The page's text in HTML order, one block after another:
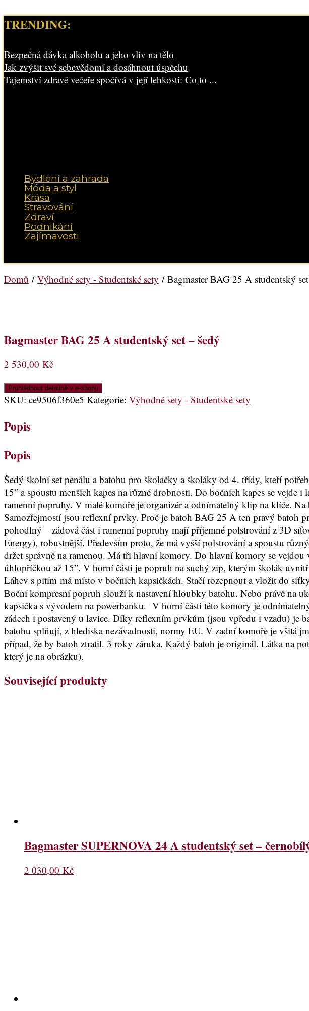
TRENDING:
Bezpečná dávka alkoholu a jeho vliv na tělo
Jak zvýšit své sebevědomí a dosáhnout úspěchu
Tajemství zdravé večeře spočívá v její lehkosti: Co to ...
Bydlení a zahrada
Móda a styl
Krása
Stravování
Zdraví
Podnikání
Zajímavosti
Domů / Výhodné sety - Studentské sety / Bagmaster BAG 25 A studentský
Bagmaster BAG 25 A studentský set – šedý
2 530,00 Kč
Prohlédnout detailně v e-shopu
SKU: ce9506f360e5 Kategorie: Výhodné sety - Studentské sety
Popis
Popis
Šedý školní set penálu a batohu pro školačky a školáky od 4. třídy, kteří
15” a spoustu menších kapes na různé drobnosti. Do bočních kapes se vejde
ramenní popruhy. V malé komoře je organizér a odnímatelný klip na klíče.
Samozřejmostí jsou reflexní prvky. Proč je batoh BAG 25 A ten pravý batoh
pohodlný – zádová část i ramenní popruhy mají příjemné polstrování z 3D
Energy), robustnější. Především proto, že má vyšší polstrování a spoustu
držet správně na ramenou. Má tři hlavní komory. Do hlavní komory se
úhlopříčkou až 15”. V horní části je popruh na suchý zip, kterým školák
Láhev s pitím má místo v bočních kapsičkách. Stačí rozepnout a vložit do
Boční kompresní popruh slouží k nastavení hloubky batohu. Nebo právě na
kapsička s vývodem na powerbanku. V horní části této komory je
zádech i postavený u lavice. Díky reflexním prvkům (jsou vpředu i vzadu) je
batohu splňují, z hlediska nezávadnosti, normy EU. V zadní komoře je všitá
případ, že by batoh ztratil. 3 roky záruka. Každý batoh je originál. Látka na
který je na obrázku).
Související produkty
Bagmaster SUPERNOVA 24 A studentský set –
2 030,00 Kč